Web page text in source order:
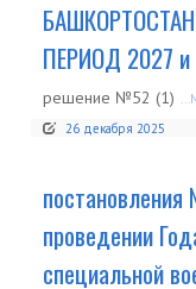
ПЕРИОД 2027 и
решение №52 (1)
26 декабря 2025
проведении
специальной